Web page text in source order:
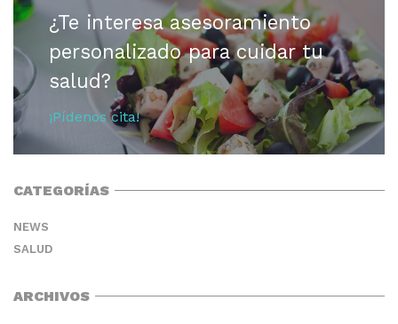
¿Te interesa asesoramiento
personalizado para cuidar tu
salud?
¡Pídenos cita!
CATEGORÍAS
NEWS
SALUD
ARCHIVOS